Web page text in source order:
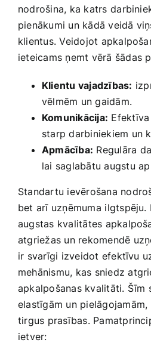
nodrošina, ka katrs⁣
pienākumi un kādā veidā
klientus. Veidojot
ieteicams ņemt vērā ‌šādas
Klientu vajadzības:
vēlmēm un gaidām.
Komunikācija:
starp darbiniekiem ​un‍
Apmācība: Regulāra
lai saglabātu augstu‌
Standartu ievērošana
‌bet arī uzņēmuma ⁣ilgtspēju.
augstas kvalitātes
atgriežas un rekomendē
ir svarīgi izveidot efektīvu
mehānismu, kas sniedz
apkalpošanas kvalitāti.⁣ Šīm⁣
elastīgām un​
tirgus prasības.
ietver: